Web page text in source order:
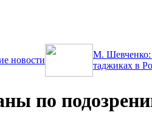
новости
М.
таджиках в
по